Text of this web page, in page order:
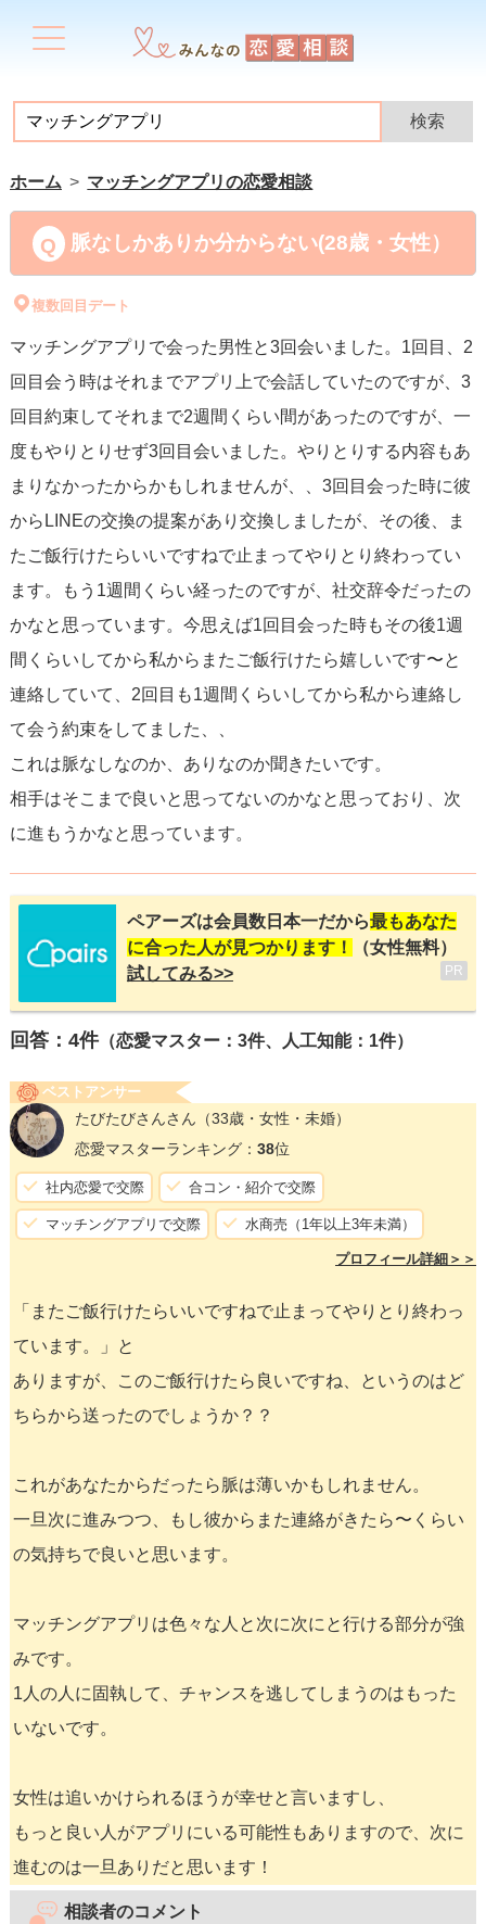
ホーム マッチングアプリの恋愛相談
脈なしかありか分からない(28歳・女性）
複数回目デート
マッチングアプリで会った男性と3回会いました。1回目、2
回目会う時はそれまでアプリ上で会話していたのですが、3
回目約束してそれまで2週間くらい間があったのですが、一
度もやりとりせず3回目会いました。やりとりする内容もあ
まりなかったからかもしれませんが、、3回目会った時に彼
からLINEの交換の提案があり交換しましたが、その後、ま
たご飯行けたらいいですねで止まってやりとり終わってい
ます。もう1週間くらい経ったのですが、社交辞令だったの
かなと思っています。今思えば1回目会った時もその後1週
間くらいしてから私からまたご飯行けたら嬉しいです〜と
連絡していて、2回目も1週間くらいしてから私から連絡し
て会う約束をしてました、、
これは脈なしなのか、ありなのか聞きたいです。
相手はそこまで良いと思ってないのかなと思っており、次
に進もうかなと思っています。
ペアーズは会員数日本一だから最もあなた
に合った人が見つかります！
（女性無料）
試してみる>>
PR
回答： 4件（恋愛マスター：3件、人工知能：1件）
ベストアンサー
たびたびさんさん （33歳・女性・未婚）
恋愛マスターランキング： 38位
社内恋愛で交際 合コン・紹介で交際
マッチングアプリで交際 水商売（1年以上3年未満）
プロフィール詳細＞＞
「またご飯行けたらいいですねで止まってやりとり終わっ
ています。」と
ありますが、このご飯行けたら良いですね、というのはど
ちらから送ったのでしょうか？？
これがあなたからだったら脈は薄いかもしれません。
一旦次に進みつつ、もし彼からまた連絡がきたら〜くらい
の気持ちで良いと思います。
マッチングアプリは色々な人と次に次にと行ける部分が強
みです。
1人の人に固執して、チャンスを逃してしまうのはもった
いないです。
女性は追いかけられるほうが幸せと言いますし、
もっと良い人がアプリにいる可能性もありますので、次に
進むのは一旦ありだと思います！
相談者のコメント